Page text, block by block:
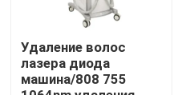
О нас
Удаление волос
лазера диода
машина/808 755